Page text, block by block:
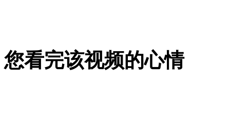
浙江千岛湖水下古城揭开神秘面纱
您看完该视频的心情